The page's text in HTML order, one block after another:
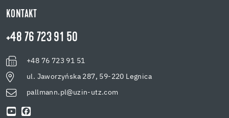
KONTAKT
+48 76 723 91 50
+48 76 723 91 51
ul. Jaworzyńska 287, 59-220 Legnica
pallmann.pl@uzin-utz.com